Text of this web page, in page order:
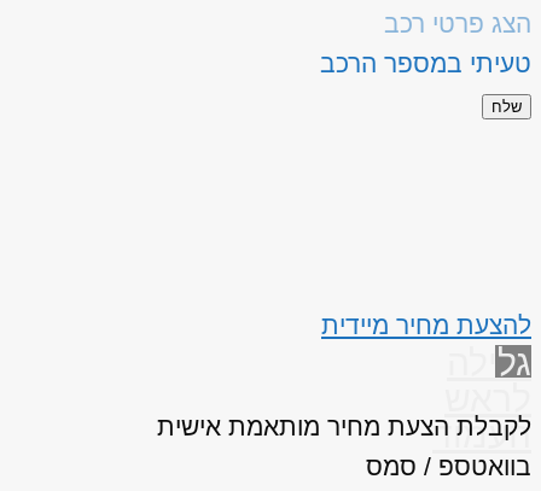
הצג פרטי רכב
טעיתי במספר הרכב
שלח
להצעת מחיר מיידית
גלילה
העמוד
לקבלת הצעת מחיר מותאמת אישית
בוואטספ / סמס